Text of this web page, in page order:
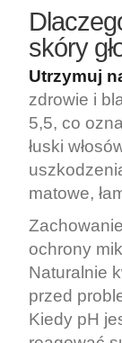
skóry
Utrzymuj
zdrowie i
5,5, co
łuski
matowe,
ochrony
Naturalnie
przed
Kiedy pH